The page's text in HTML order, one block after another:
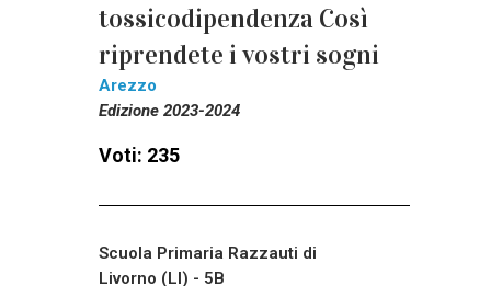
tossicodipendenza Così
riprendete i vostri sogni
Arezzo
Edizione 2023-2024
Voti: 235
Scuola Primaria Razzauti di
Livorno (LI) - 5B